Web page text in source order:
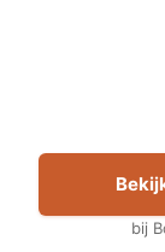
bij